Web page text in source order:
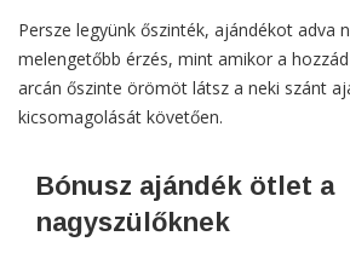
Persze legyünk őszinték, ajándékot adva
melengetőbb érzés, mint amikor a
arcán őszinte örömöt látsz a neki szánt
kicsomagolását követően.
Bónusz ajándék ötlet a
nagyszülőknek